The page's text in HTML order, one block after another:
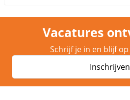
Vacatures
Schrijf je in en blijf
Inschrijven